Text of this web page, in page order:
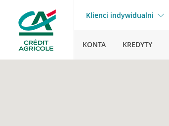
Klienci indywidualni
KONTA KREDYTY